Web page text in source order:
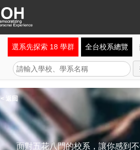
選系先探索 18 學群 全台校系總覽
< 返回
面對五花八門的校系，讓你感到